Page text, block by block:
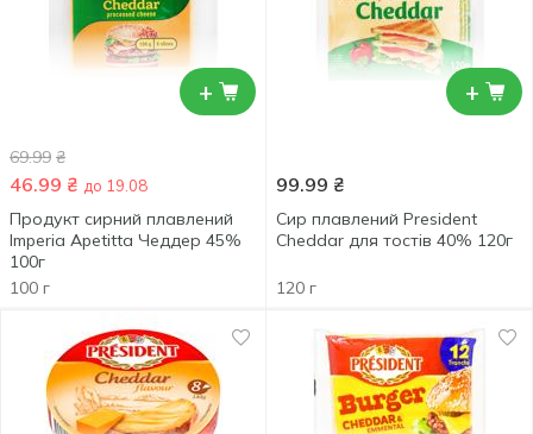
+
69.99 ₴
46.99 ₴ до 19.08
Продукт сирний плавлений
Imperia Apetitta Чеддер 45%
100г
100 г
+
99.99 ₴
Сир плавлений President
Cheddar для тостів 40% 120г
120 г